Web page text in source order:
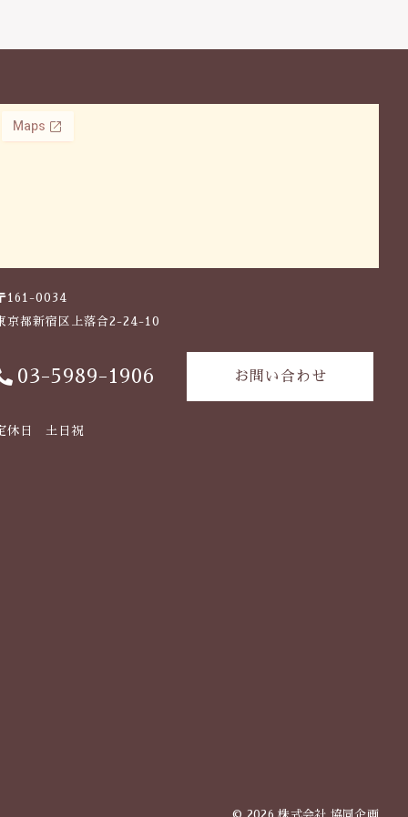
161-0034
京都新宿区上落合2-24-10
03-5989-1906 お問い合わせ
休日 土日祝
© 2026 株式会社 協同企画